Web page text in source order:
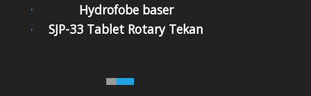
Hydrofobe baser
SJP-33 Tablet Rotary Tekan